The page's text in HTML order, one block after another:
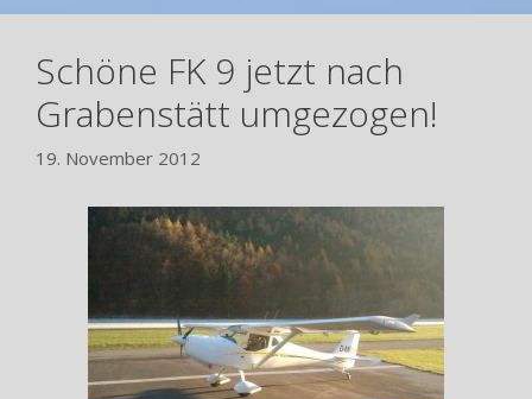
Schöne FK 9 jetzt nach
Grabenstätt umgezogen!
19. November 2012